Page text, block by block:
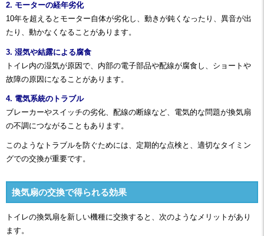
2. モーターの経年劣化
10年を超えるとモーター自体が劣化し、動きが鈍くなったり、異音が出
たり、動かなくなることがあります。
3. 湿気や結露による腐食
トイレ内の湿気が原因で、内部の電子部品や配線が腐食し、ショートや
故障の原因になることがあります。
4. 電気系統のトラブル
ブレーカーやスイッチの劣化、配線の断線など、電気的な問題が換気扇
の不調につながることもあります。
このようなトラブルを防ぐためには、定期的な点検と、適切なタイミン
グでの交換が重要です。
換気扇の交換で得られる効果
トイレの換気扇を新しい機種に交換すると、次のようなメリットがあり
ます。